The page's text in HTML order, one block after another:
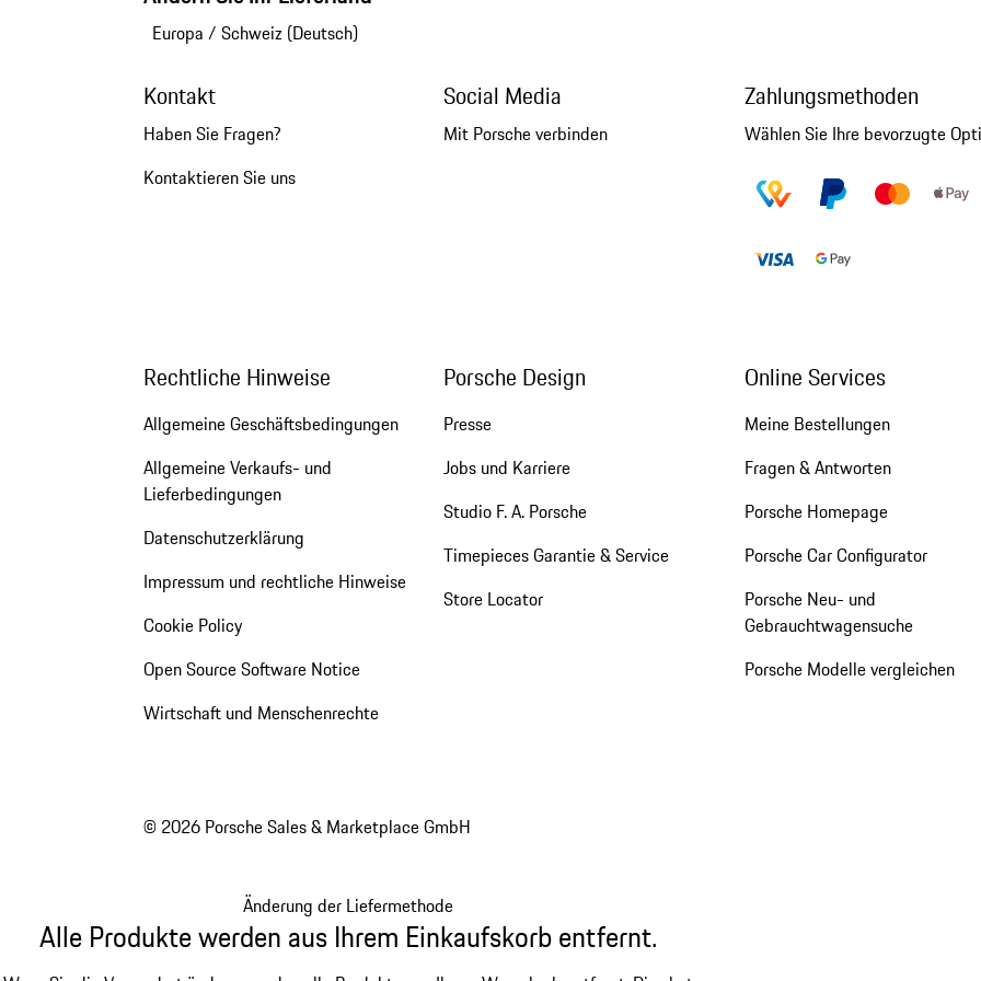
Europa / Schweiz (Deutsch)
Kontakt
Haben Sie Fragen?
Kontaktieren Sie uns
Social Media
Mit Porsche verbinden
Zahlungsmethoden
Wählen Sie Ihre bevorzugte
Rechtliche Hinweise
Allgemeine Geschäftsbedingungen
Allgemeine Verkaufs- und
Lieferbedingungen
Datenschutzerklärung
Impressum und rechtliche Hinweise
Cookie Policy
Open Source Software Notice
Wirtschaft und Menschenrechte
Porsche Design
Presse
Jobs und Karriere
Studio F. A. Porsche
Timepieces Garantie & Service
Store Locator
Online Services
Meine Bestellungen
Fragen & Antworten
Porsche Homepage
Porsche Car Configurator
Porsche Neu- und
Gebrauchtwagensuche
Porsche Modelle vergleichen
© 2026 Porsche Sales & Marketplace GmbH
Änderung der Liefermethode
Alle Produkte werden aus Ihrem Einkaufskorb entfernt.